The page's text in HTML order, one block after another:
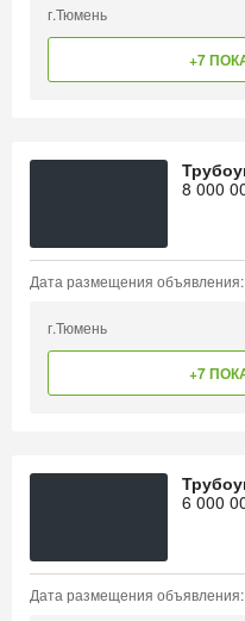
г.Тюмень
+7
8 000
Дата размещения объявления:
г.Тюмень
+7
6 000
Дата размещения объявления: